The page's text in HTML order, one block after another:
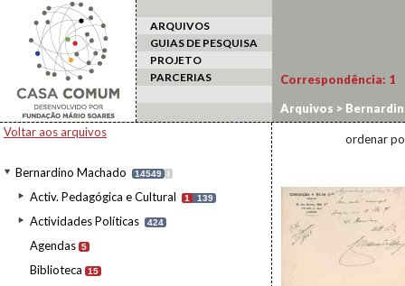
ARQUIVOS
GUIAS DE PESQUISA
PROJETO
PARCERIAS
Voltar aos arquivos
Bernardino Machado 14549 I
Activ. Pedagógica e Cultural 1 139
Actividades Políticas 424
Agendas 5
Biblioteca 15
Correspondência: 1
Arquivos >
ordenar